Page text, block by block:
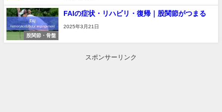
股関節・骨盤
FAIの症状・リハビリ・復帰｜股関節がつまる
2025年3月21日
スポンサーリンク